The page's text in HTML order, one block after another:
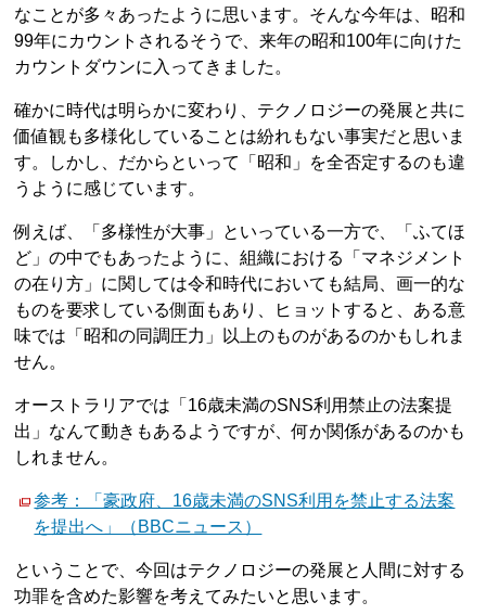
なことが多々あったように思います。そんな今年は、昭和
99年にカウントされるそうで、来年の昭和100年に向けた
カウントダウンに入ってきました。
確かに時代は明らかに変わり、テクノロジーの発展と共に
価値観も多様化していることは紛れもない事実だと思いま
す。しかし、だからといって「昭和」を全否定するのも違
うように感じています。
例えば、「多様性が大事」といっている一方で、「ふてほ
ど」の中でもあったように、組織における「マネジメント
の在り方」に関しては令和時代においても結局、画一的な
ものを要求している側面もあり、ヒョットすると、ある意
味では「昭和の同調圧力」以上のものがあるのかもしれま
せん。
オーストラリアでは「16歳未満のSNS利用禁止の法案提
出」なんて動きもあるようですが、何か関係があるのかも
しれません。
参考：「豪政府、16歳未満のSNS利用を禁止する法案
を提出へ」（BBCニュース）
ということで、今回はテクノロジーの発展と人間に対する
功罪を含めた影響を考えてみたいと思います。